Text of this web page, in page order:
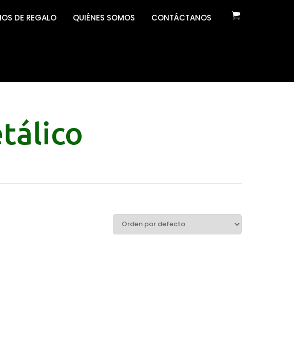
DE REGALO QUIÉNES SOMOS CONTÁCTANOS